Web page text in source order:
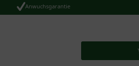
Anwuchsgarantie